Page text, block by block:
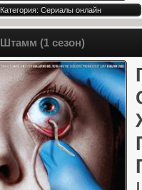
Категория: Сериалы онлайн
Штамм (1 сезон)